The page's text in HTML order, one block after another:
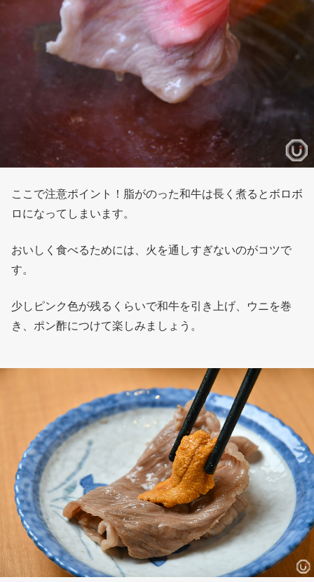
ここで注意ポイント！脂がのった和牛は長く煮るとボロボ
ロになってしまいます。
おいしく食べるためには、火を通しすぎないのがコツで
す。
少しピンク色が残るくらいで和牛を引き上げ、ウニを巻
き、ポン酢につけて楽しみましょう。